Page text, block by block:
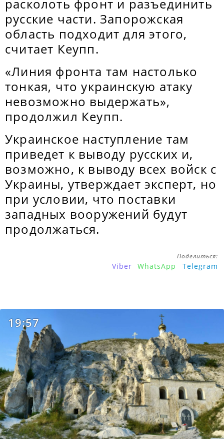
расколоть фронт и разъединить
русские части. Запорожская
область подходит для этого,
считает Кеупп.
«Линия фронта там настолько
тонкая, что украинскую атаку
невозможно выдержать»,
продолжил Кеупп.
Украинское наступление там
приведет к выводу русских и,
возможно, к выводу всех войск с
Украины, утверждает эксперт, но
при условии, что поставки
западных вооружений будут
продолжаться.
Поделиться:
Viber WhatsApp Telegram
19:57